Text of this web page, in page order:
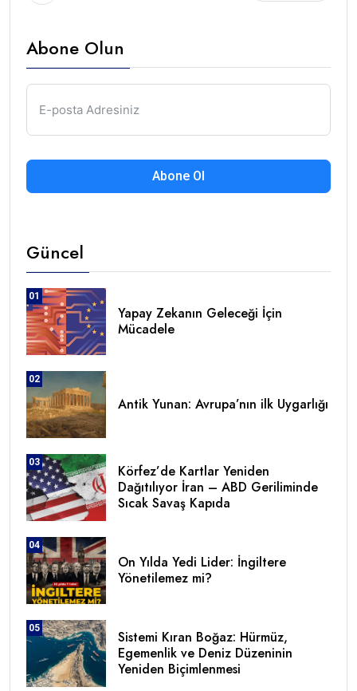
Abone Olun
Abone Ol
Güncel
01
Yapay Zekanın Geleceği İçin
Mücadele
02
Antik Yunan: Avrupa’nın ilk Uygarlığı
03
Körfez’de Kartlar Yeniden
Dağıtılıyor İran – ABD Geriliminde
Sıcak Savaş Kapıda
04
On Yılda Yedi Lider: İngiltere
Yönetilemez mi?
05
Sistemi Kıran Boğaz: Hürmüz,
Egemenlik ve Deniz Düzeninin
Yeniden Biçimlenmesi